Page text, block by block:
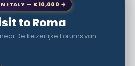
ITALY — €10,000 →
to Roma
De keizerlijke Forums van